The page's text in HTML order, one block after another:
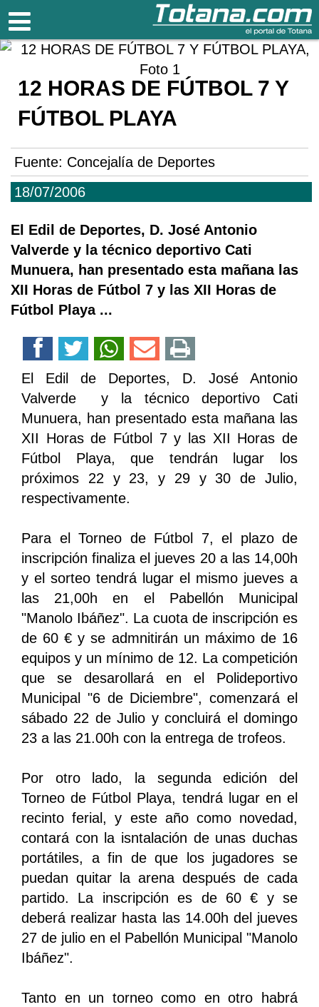
Totana.com
18/07/2006
12 HORAS DE FÚTBOL 7 Y
FÚTBOL PLAYA
Fuente: Concejalía de Deportes
El Edil de Deportes, D. José Antonio
Valverde y la técnico deportivo Cati
Munuera, han presentado esta mañana las
XII Horas de Fútbol 7 y las XII Horas de
Fútbol Playa ...
El Edil de Deportes, D. José Antonio
Valverde y la técnico deportivo Cati
Munuera, han presentado esta mañana las
XII Horas de Fútbol 7 y las XII Horas de
Fútbol Playa, que tendrán lugar los
próximos 22 y 23, y 29 y 30 de Julio,
respectivamente.
Para el Torneo de Fútbol 7, el plazo de
inscripción finaliza el jueves 20 a las 14,00h
y el sorteo tendrá lugar el mismo jueves a
las 21,00h en el Pabellón Municipal
"Manolo Ibáñez". La cuota de inscripción es
de 60 € y se admnitirán un máximo de 16
equipos y un mínimo de 12. La competición
que se desarollará en el Polideportivo
Municipal "6 de Diciembre", comenzará el
sábado 22 de Julio y concluirá el domingo
23 a las 21.00h con la entrega de trofeos.
Por otro lado, la segunda edición del
Torneo de Fútbol Playa, tendrá lugar en el
recinto ferial, y este año como novedad,
contará con la isntalación de unas duchas
portátiles, a fin de que los jugadores se
puedan quitar la arena después de cada
partido. La inscripción es de 60 € y se
deberá realizar hasta las 14.00h del jueves
27 de julio en el Pabellón Municipal "Manolo
Ibáñez".
Tanto en un torneo como en otro habrá